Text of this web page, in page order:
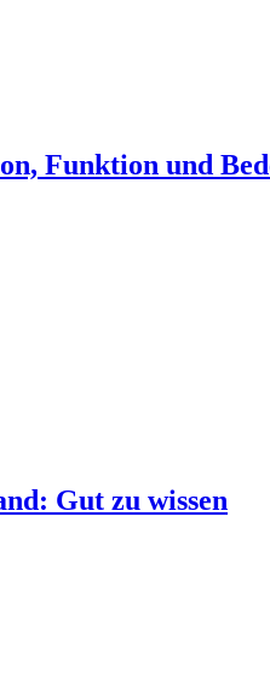
Funktion und
Gut zu wissen